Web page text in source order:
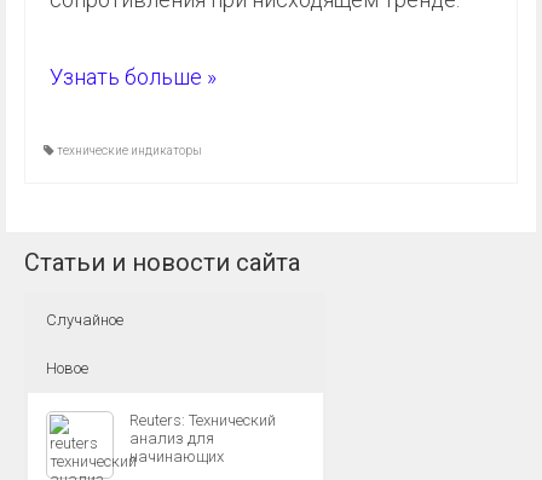
Узнать больше »
технические индикаторы
Статьи и новости сайта
Случайное
Новое
Reuters: Технический
анализ для
начинающих